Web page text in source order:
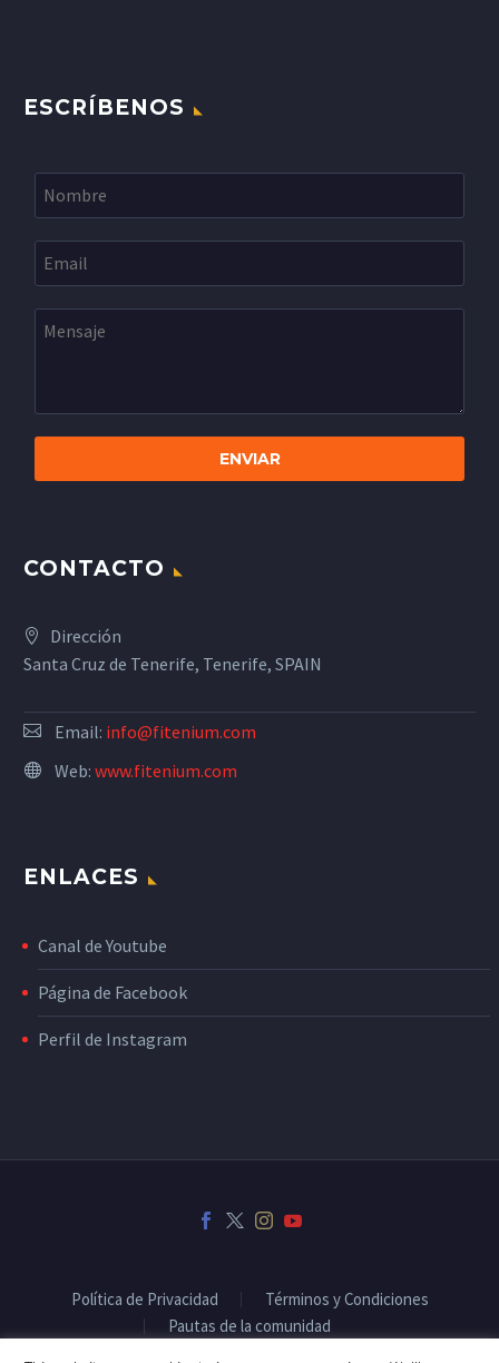
ESCRÍBENOS
CONTACTO
Dirección
Santa Cruz de Tenerife, Tenerife, SPAIN
Email: info@fitenium.com
Web: www.fitenium.com
ENLACES
Canal de Youtube
Página de Facebook
Perfil de Instagram
Política de Privacidad
Términos y Condiciones
Pautas de la comunidad